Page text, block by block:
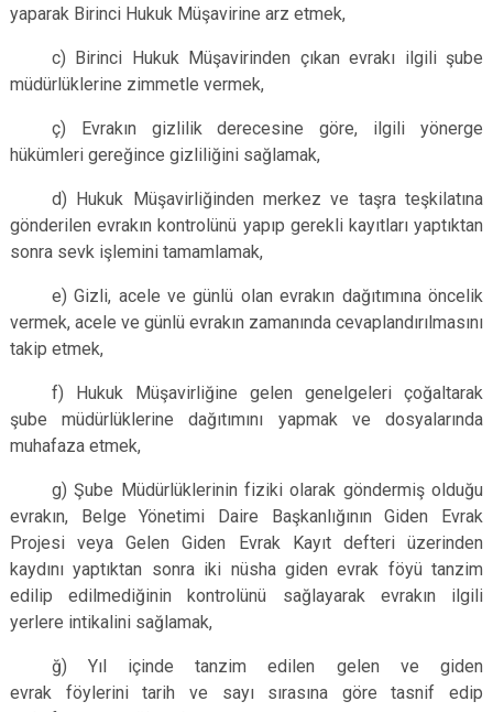
yaparak Birinci Hukuk Müşavirine arz etmek,
c) Birinci Hukuk Müşavirinden çıkan evrakı ilgili şube
müdürlüklerine zimmetle vermek,
ç) Evrakın gizlilik derecesine göre, ilgili yönerge
hükümleri gereğince gizliliğini sağlamak,
d) Hukuk Müşavirliğinden merkez ve taşra teşkilatına
gönderilen evrakın kontrolünü yapıp gerekli kayıtları yaptıktan
sonra sevk işlemini tamamlamak,
e) Gizli, acele ve günlü olan evrakın dağıtımına öncelik
vermek, acele ve günlü evrakın zamanında cevaplandırılmasını
takip etmek,
f) Hukuk Müşavirliğine gelen genelgeleri çoğaltarak
şube müdürlüklerine dağıtımını yapmak ve dosyalarında
muhafaza etmek,
g) Şube Müdürlüklerinin fiziki olarak göndermiş olduğu
evrakın, Belge Yönetimi Daire Başkanlığının Giden Evrak
Projesi veya Gelen Giden Evrak Kayıt defteri üzerinden
kaydını yaptıktan sonra iki nüsha giden evrak föyü tanzim
edilip edilmediğinin kontrolünü sağlayarak evrakın ilgili
yerlere intikalini sağlamak,
ğ) Yıl içinde tanzim edilen gelen ve giden
evrak föylerini tarih ve sayı sırasına göre tasnif edip